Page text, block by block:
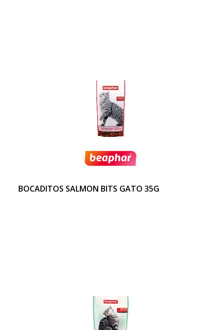
BOCADITOS SALMON BITS GATO 35G